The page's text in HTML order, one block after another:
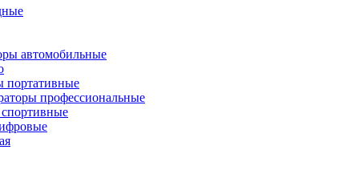
автомобильные
портативные
профессиональные